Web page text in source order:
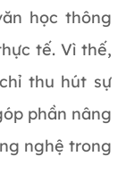
học thông
tế. Vì thế,
thu hút sự
phần nâng
nghệ trong